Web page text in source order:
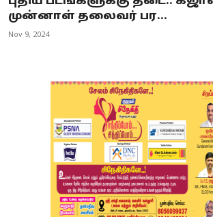
முன்னாள் தலைவர் பர...
Nov 9, 2024